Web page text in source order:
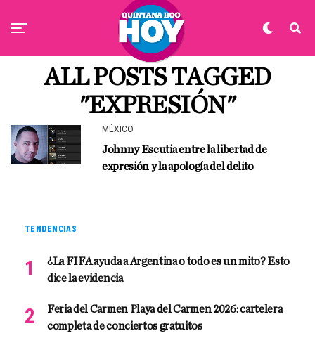
ALL POSTS TAGGED
"EXPRESIÓN"
MÉXICO
Johnny Escutia entre la libertad de
expresión y la apología del delito
TENDENCIAS
¿La FIFA ayuda a Argentina o todo es un mito? Esto
dice la evidencia
Feria del Carmen Playa del Carmen 2026: cartelera
completa de conciertos gratuitos